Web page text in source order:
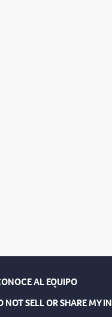
AL EQUIPO
NOT SELL OR SHARE MY